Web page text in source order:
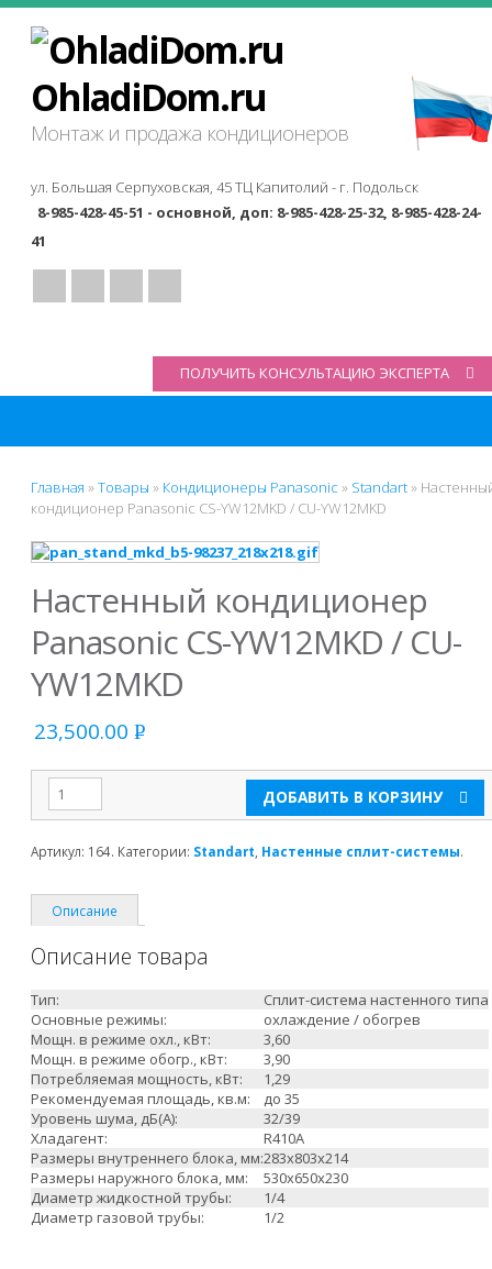
OhladiDom.ru
Монтаж и продажа кондиционеров
ул. Большая Серпуховская, 45 ТЦ Капитолий - г. Подольск
8-985-428-45-51 - основной, доп: 8-985-428-25-32, 8-985-428-24-
41
ПОЛУЧИТЬ КОНСУЛЬТАЦИЮ ЭКСПЕРТА
Главная »Товары » Кондиционеры Panasonic » Standart»
кондиционер Panasonic CS-YW12MKD / CU-YW12MKD
Настенный кондиционер
Panasonic CS-YW12MKD / CU-
YW12MKD
23,500.00 Р
ДОБАВИТЬ В КОРЗИНУ
Артикул: 164. Категории: Standart Настенные сплит-системы.
Описание
Описание товара
Тип:
Сплит-система настенного типа
Основные режимы:
охлаждение / обогрев
Мощн. в режиме охл., кВт:
3,60
Мощн. в режиме обогр., кВт:
3,90
Потребляемая мощность, кВт:
1,29
Рекомендуемая площадь, кв.м:
до 35
Уровень шума, дБ(А):
32/39
Хладагент:
R410A
Размеры внутреннего блока, мм:283x803x214
Размеры наружного блока, мм:
530x650x230
Диаметр жидкостной трубы:
1/4
Диаметр газовой трубы:
1/2